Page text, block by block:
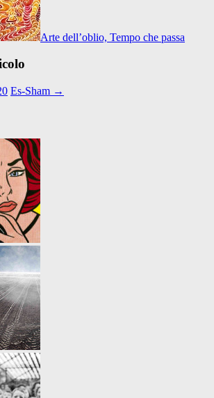
Arte dell’oblio, Tempo che passa
Es-Sham →